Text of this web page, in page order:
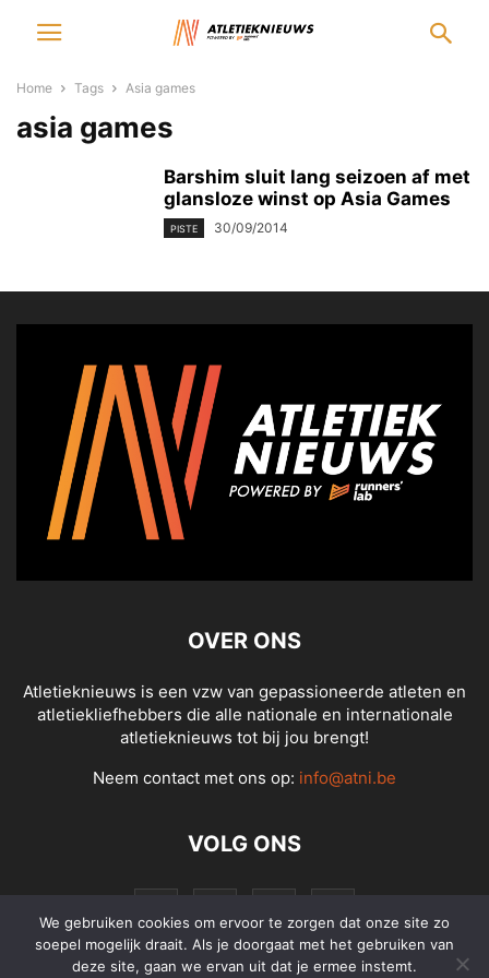
Home Tags Asia games
asia games
Barshim sluit lang seizoen af met
glansloze winst op Asia Games
PISTE 30/09/2014
OVER ONS
Atletieknieuws is een vzw van gepassioneerde atleten en
atletiekliefhebbers die alle nationale en internationale
atletieknieuws tot bij jou brengt!
Neem contact met ons op: info@atni.be
VOLG ONS
We gebruiken cookies om ervoor te zorgen dat onze site zo
soepel mogelijk draait. Als je doorgaat met het gebruiken van
deze site, gaan we ervan uit dat je ermee instemt.